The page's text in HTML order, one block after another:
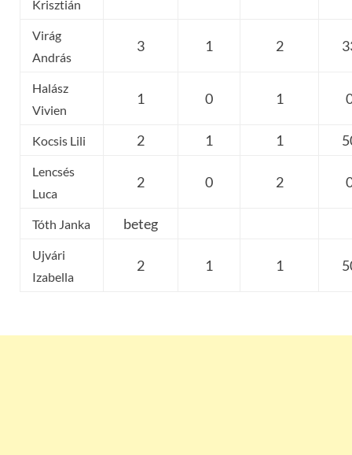
Krisztián
Virág
András
3 1 2
Halász
Vivien
1 0 1
Kocsis Lili 2 1 1
Lencsés
Luca
2 0 2
Tóth Janka beteg
Ujvári
Izabella
2 1 1